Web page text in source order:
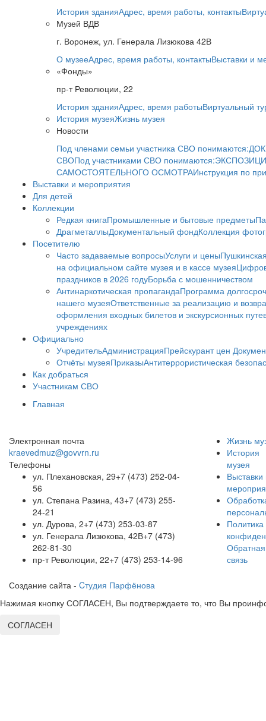
История зданияАдрес, время работы, контакты
Музей ВДВ
г. Воронеж, ул. Генерала Лизюкова 42В
О музееАдрес, время работы, контактыВыставки и
«Фонды»
пр-т Революции, 22
История зданияАдрес, время работыВиртуальный
История музеяЖизнь музея
Новости
Под членами семьи участника СВО понимаются:
СВОПод участниками СВО понимаются:
САМОСТОЯТЕЛЬНОГО ОСМОТРАИнструкция по
Выставки и мероприятия
Для детей
Коллекции
Редкая книгаПромышленные и бытовые предметы
ДрагметаллыДокументальный фондКоллекция
Посетителю
Часто задаваемые вопросыУслуги и цены
на официальном сайте музея и в кассе музея
праздников в 2026 годуБорьба с мошенничеством
Антинаркотическая пропагандаПрограмма
нашего музеяОтветственные за реализацию и
оформления входных билетов и экскурсионных
учреждениях
Официально
УчредительАдминистрацияПрейскурант цен
Отчёты музеяПриказыАнтитеррористическая
Как добраться
Участникам СВО
Главная
Электронная почта
kraevedmuz@govvrn.ru
Телефоны
ул. Плехановская, 29+7 (473) 252-04-
56
ул. Степана Разина, 43+7 (473) 255-
24-21
ул. Дурова, 2+7 (473) 253-03-87
ул. Генерала Лизюкова, 42В+7 (473)
262-81-30
пр-т Революции, 22+7 (473) 253-14-96
Жизнь
История
музея
Выставки
Политика
Обратная
связь
Создание сайта - Cтудия Парфёнова
Нажимая кнопку СОГЛАСЕН, Вы подтверждаете то, что Вы
СОГЛАСЕН